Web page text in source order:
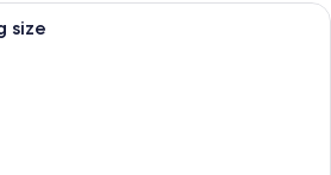
Escritorio, tabla de planchar con
size